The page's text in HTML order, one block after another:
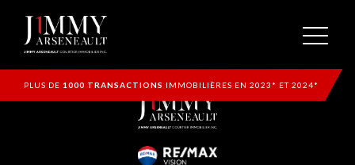
PLUS DE 1000 TRANSACTIONS IMMOBILIÈRES EN 2023* ET 2024*